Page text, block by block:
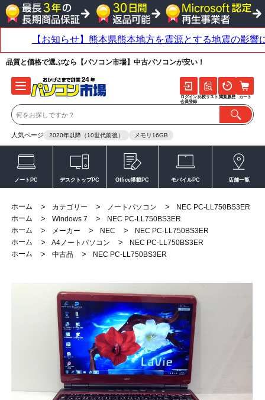
品質と価格で選ぶなら【パソコン市場】中古パソコンが安い！
人気ページ 2020年以降（10世代前後） メモリ16GB
ログイン
会員登録
比較リスト 閲覧履歴 カート
ノートPC デスクトップPC Office搭載PC モバイルPC 店舗一覧
ホーム > カテゴリー > ノートパソコン >
NEC PC-LL750BS3ER
ホーム
> Windows 7 >
NEC PC-LL750BS3ER
ホーム
> メーカー > NEC >
NEC PC-LL750BS3ER
ホーム
> A4ノートパソコン >
NEC PC-LL750BS3ER
ホーム
> 中古品 > NEC PC-LL750BS3ER